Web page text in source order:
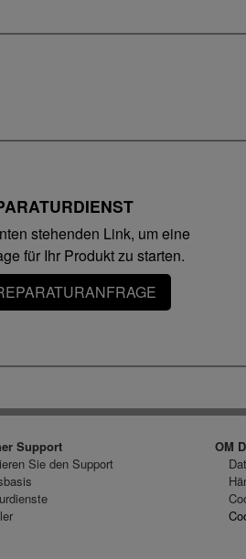
stehenden Link, um eine
für Ihr Produkt zu starten.
Support
Sie den Support
OM